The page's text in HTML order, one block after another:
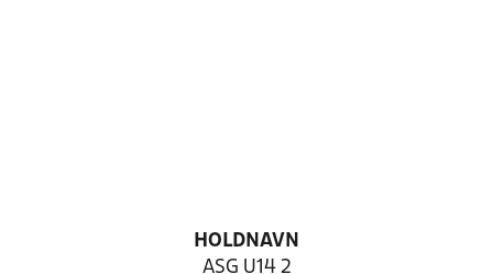
HOLDNAVN
ASG U14 2